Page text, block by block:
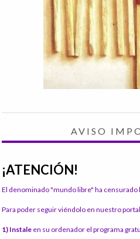
AVISO
¡ATENCIÓN!
El denominado "mundo libre" ha censurado
Para poder seguir viéndolo en nuestro
1) Instale en su ordenador el programa